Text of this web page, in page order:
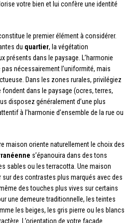
votre bien et lui confère une identité
le premier élément à considérer.
du quartier, la végétation
présents dans le paysage. L’harmonie
pas nécessairement l’uniformité, mais
Dans les zones rurales, privilégiez
dans le paysage (ocres, terres,
disposez généralement d’une plus
à l’harmonie d’ensemble de la rue ou
maison oriente naturellement le choix des
s’épanouira dans des tons
sables ou les terracotta. Une maison
des contrastes plus marqués avec des
des touches plus vives sur certains
une demeure traditionnelle, les teintes
les beiges, les gris pierre ou les blancs
L’orientation de votre façade